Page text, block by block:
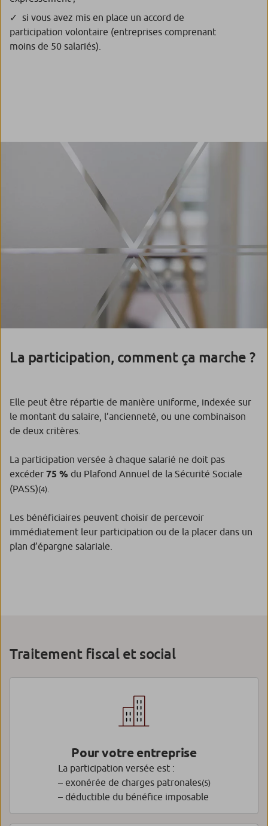
si vous avez mis en place un accord de
participation volontaire (entreprises comprenant
moins de 50 salariés).
La participation, comment ça marche ?
Elle peut être répartie de manière uniforme, indexée sur
le montant du salaire, l’ancienneté, ou une combinaison
de deux critères.
La participation versée à chaque salarié ne doit pas
excéder 75 % du Plafond Annuel de la Sécurité Sociale
(PASS)(4)
Les bénéficiaires peuvent choisir de percevoir
immédiatement leur participation ou de la placer dans un
plan d’épargne salariale.
Traitement fiscal et social
Pour votre entreprise
La participation versée est :
– exonérée de charges patronales(5)
– déductible du bénéfice imposable